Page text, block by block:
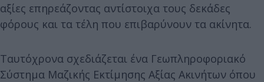
αξίες επηρεάζοντας αντίστοιχα τους δεκάδες
φόρους και τα τέλη που επιβαρύνουν τα ακίνητα.
Ταυτόχρονα σχεδιάζεται ένα Γεωπληροφοριακό
Σύστημα Μαζικής Εκτίμησης Αξίας Ακινήτων όπου